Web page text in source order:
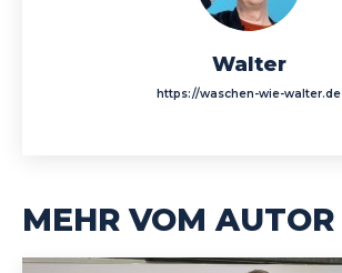
Walter
https://waschen-wie-walter.de
MEHR VOM AUTOR